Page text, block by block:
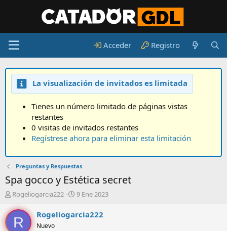
Acceder Registro
La visualización de invitados es limitada
Tienes un número limitado de páginas vistas
restantes
0 visitas de invitados restantes
Regístrese ahora para eliminar esta limitación
Preguntas y Respuestas
Spa gocco y Estética secret
A
t
Rogeliogarcia222
F
c
9 Ene 2023
R Rogeliogarcia222
Nuevo